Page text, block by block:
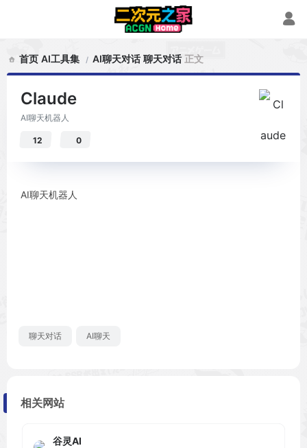
首页 AI工具集 AI聊天对话 聊天对话 正文
Claude
AI聊天机器人
12 0
AI聊天机器人
聊天对话 AI聊天
相关网站
谷灵AI